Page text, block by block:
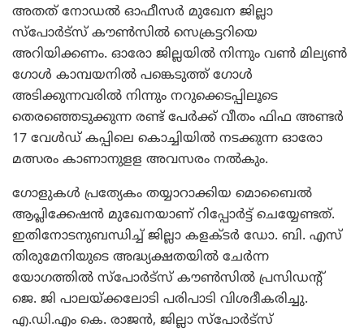
അതത് നോഡല്‍ ഓഫീസര്‍ മുഖേന ജില്ലാ
സ്‌പോര്‍ട്‌സ് കൗണ്‍സില്‍ സെക്രട്ടറിയെ
അറിയിക്കണം. ഓരോ ജില്ലയില്‍ നിന്നും വണ്‍ മില്യണ്‍
ഗോള്‍ കാമ്പയനില്‍ പങ്കെടുത്ത് ഗോള്‍
അടിക്കുന്നവരില്‍ നിന്നും നറുക്കെടപ്പിലൂടെ
തെരഞ്ഞെടുക്കുന്ന രണ്ട് പേര്‍ക്ക് വീതം ഫിഫ അണ്ടര്‍
17 വേള്‍ഡ് കപ്പിലെ കൊച്ചിയില്‍ നടക്കുന്ന ഓരോ
മത്സരം കാണാനുളള അവസരം നല്‍കും.
ഗോളുകള്‍ പ്രത്യേകം തയ്യാറാക്കിയ മൊബൈല്‍
ആപ്ലിക്കേഷന്‍ മുഖേനയാണ് റിപ്പോര്‍ട്ട് ചെയ്യേണ്ടത്.
ഇതിനോടനുബന്ധിച്ച് ജില്ലാ കളക്ടര്‍ ഡോ. ബി. എസ്
തിരുമേനിയുടെ അദ്ധ്യക്ഷതയില്‍ ചേര്‍ന്ന
യോഗത്തില്‍ സ്‌പോര്‍ട്‌സ് കൗണ്‍സില്‍ പ്രസിഡന്റ്
ജെ. ജി പാലയ്ക്കലോടി പരിപാടി വിശദീകരിച്ചു.
എ.ഡി.എം കെ. രാജന്‍, ജില്ലാ സ്‌പോര്‍ട്‌സ്